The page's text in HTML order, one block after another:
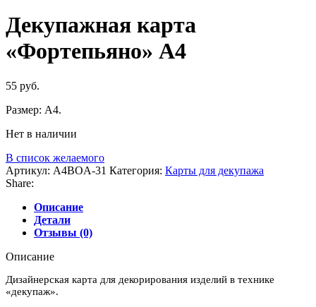
Декупажная карта
«Фортепьяно» А4
55 руб.
Размер: А4.
Нет в наличии
В список желаемого
Артикул: A4BOA-31 Категория: Карты для декупажа
Share:
Описание
Детали
Отзывы (0)
Описание
Дизайнерская карта для декорирования изделий в технике
«декупаж».